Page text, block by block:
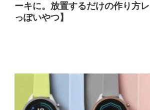
ーキに。放置するだけの作り方
っぽいやつ】